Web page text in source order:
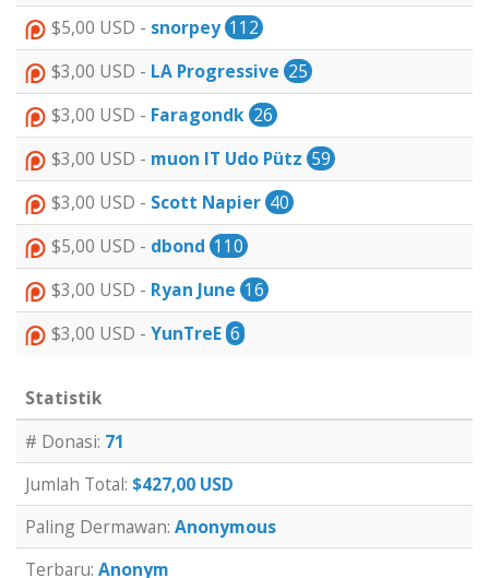
$5,00 USD - snorpey 112
$3,00 USD - LA Progressive 25
$3,00 USD - Faragondk 26
$3,00 USD - muon IT Udo Pütz 59
$3,00 USD - Scott Napier 40
$5,00 USD - dbond 110
$3,00 USD - Ryan June 16
$3,00 USD - YunTreE 6
Statistik
# Donasi: 71
Jumlah Total: $427,00 USD
Paling Dermawan: Anonymous
Terbaru: Anonym